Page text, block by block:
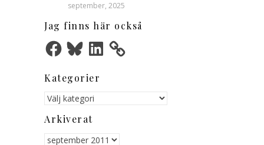
september, 2025
Jag finns här också
FacebookBlueskyLinkedIn
Kategorier
Kategorier
Arkiverat
Arkiverat